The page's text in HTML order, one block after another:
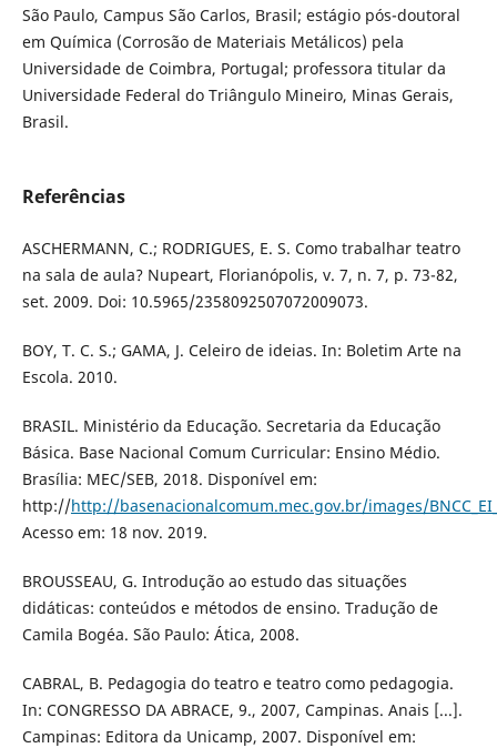
São Paulo, Campus São Carlos, Brasil; estágio pós-doutoral
em Química (Corrosão de Materiais Metálicos) pela
Universidade de Coimbra, Portugal; professora titular da
Universidade Federal do Triângulo Mineiro, Minas Gerais,
Brasil.
Referências
ASCHERMANN, C.; RODRIGUES, E. S. Como trabalhar teatro
na sala de aula? Nupeart, Florianópolis, v. 7, n. 7, p. 73-82,
set. 2009. Doi: 10.5965/2358092507072009073.
BOY, T. C. S.; GAMA, J. Celeiro de ideias. In: Boletim Arte na
Escola. 2010.
BRASIL. Ministério da Educação. Secretaria da Educação
Básica. Base Nacional Comum Curricular: Ensino Médio.
Brasília: MEC/SEB, 2018. Disponível em:
http://http://basenacionalcomum.mec.gov.br/images/
Acesso em: 18 nov. 2019.
BROUSSEAU, G. Introdução ao estudo das situações
didáticas: conteúdos e métodos de ensino. Tradução de
Camila Bogéa. São Paulo: Ática, 2008.
CABRAL, B. Pedagogia do teatro e teatro como pedagogia.
In: CONGRESSO DA ABRACE, 9., 2007, Campinas. Anais [...].
Campinas: Editora da Unicamp, 2007. Disponível em: